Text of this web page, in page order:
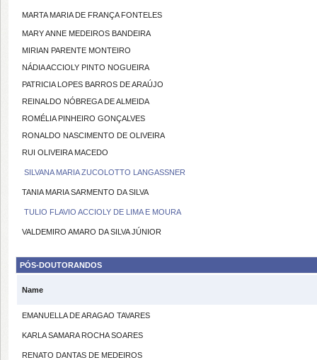
MARTA MARIA DE FRANÇA FONTELES
MARY ANNE MEDEIROS BANDEIRA
MIRIAN PARENTE MONTEIRO
NÁDIA ACCIOLY PINTO NOGUEIRA
PATRICIA LOPES BARROS DE ARAÚJO
REINALDO NÓBREGA DE ALMEIDA
ROMÉLIA PINHEIRO GONÇALVES
RONALDO NASCIMENTO DE OLIVEIRA
RUI OLIVEIRA MACEDO
SILVANA MARIA ZUCOLOTTO LANGASSNER
TANIA MARIA SARMENTO DA SILVA
TULIO FLAVIO ACCIOLY DE LIMA E MOURA
VALDEMIRO AMARO DA SILVA JÚNIOR
PÓS-DOUTORANDOS
Name
EMANUELLA DE ARAGAO TAVARES
KARLA SAMARA ROCHA SOARES
RENATO DANTAS DE MEDEIROS